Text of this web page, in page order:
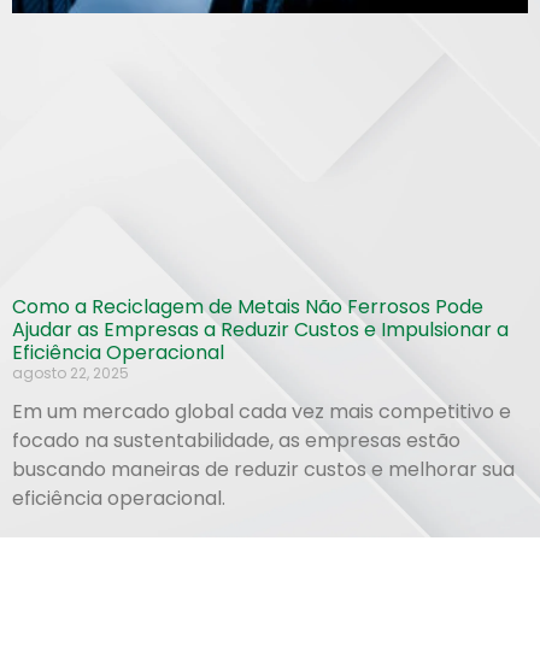
Como a Reciclagem de Metais Não Ferrosos Pode
Ajudar as Empresas a Reduzir Custos e Impulsionar a
Eficiência Operacional
agosto 22, 2025
Em um mercado global cada vez mais competitivo e
focado na sustentabilidade, as empresas estão
buscando maneiras de reduzir custos e melhorar sua
eficiência operacional.